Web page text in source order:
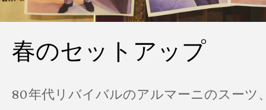
春のセットアップ
80年代リバイバルのアルマーニのスーツ